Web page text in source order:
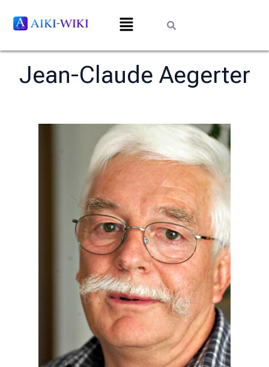
Jean-Claude Aegerter